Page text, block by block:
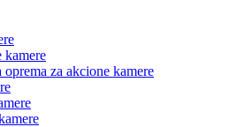
kamere
oprema za akcione kamere